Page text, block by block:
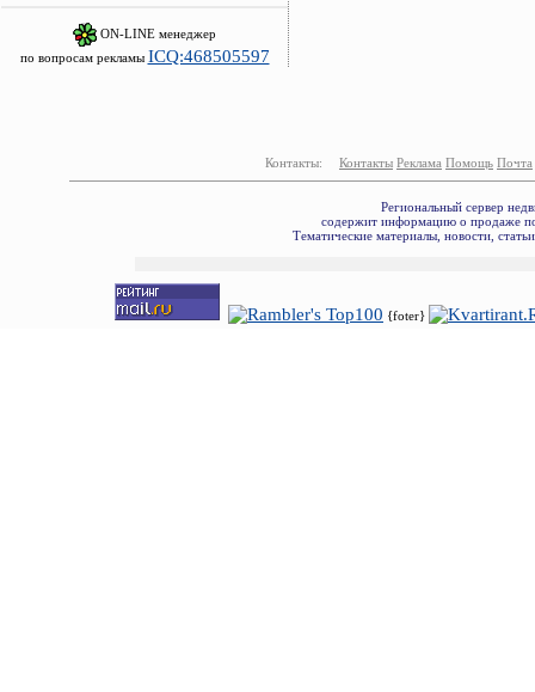
ON-LINE менеджер
по вопросам рекламы ICQ:468505597
Контакты: Контакты Реклама Помощь Почта
Региональный сервер
содержит информацию о продаже
Тематические материалы, новости,
{foter}